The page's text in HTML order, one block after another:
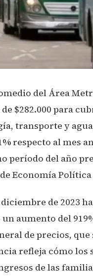
del Área
$282.000 para
transporte y
respecto al mes
período del año
Política
de 2023
aumento del
de precios, que
refleja cómo los
de las